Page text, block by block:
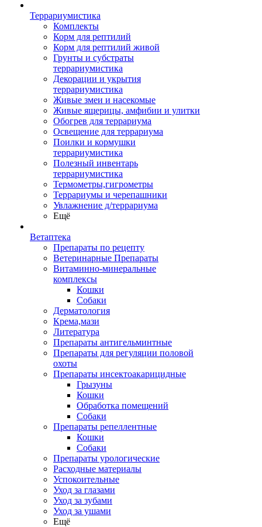
Террариумистика
Комплекты
Корм для рептилий
Корм для рептилий живой
Грунты и субстраты
террариумистика
Декорации и укрытия
террариумистика
Живые змеи и насекомые
Живые ящерицы, амфибии и улитки
Обогрев для террариума
Освещение для террариума
Поилки и кормушки
террариумистика
Полезный инвентарь
террариумистика
Термометры,гигрометры
Террариумы и черепашники
Увлажнение д/террариума
Ещё
Ветаптека
Препараты по рецепту
Ветеринарные Препараты
Витаминно-минеральные
комплексы
Кошки
Собаки
Дерматология
Крема,мази
Литература
Препараты антигельминтные
Препараты для регуляции половой
охоты
Препараты инсектоакарицидные
Грызуны
Кошки
Обработка помещений
Собаки
Препараты репеллентные
Кошки
Собаки
Препараты урологические
Расходные материалы
Успокоительные
Уход за глазами
Уход за зубами
Уход за ушами
Ещё